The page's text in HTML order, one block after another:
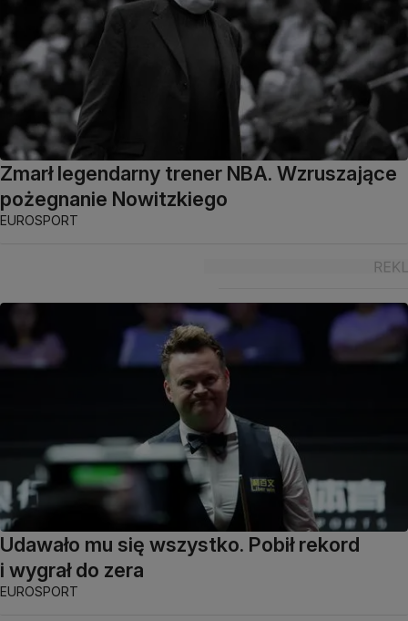
Zmarł legendarny trener NBA. Wzruszające
pożegnanie Nowitzkiego
EUROSPORT
Udawało mu się wszystko. Pobił rekord
i wygrał do zera
EUROSPORT